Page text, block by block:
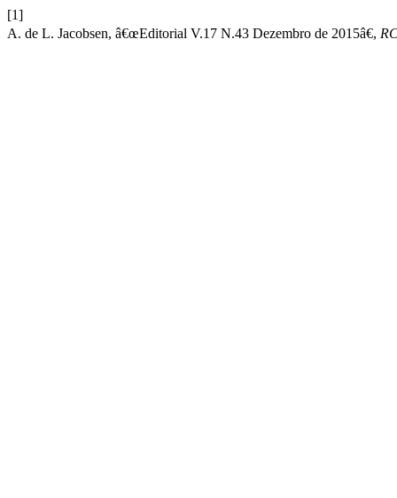
[1]
A. de L. Jacobsen, â€œEditorial V.17 N.43 Dezembro de 2015â€,